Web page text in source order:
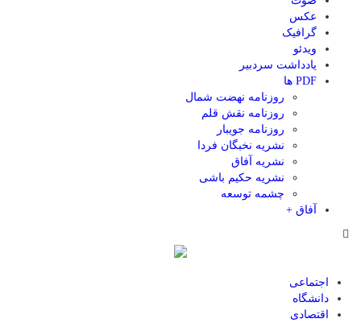
عکس
گرافیک
ویدئو
یادداشت سردبیر
PDF ها
روزنامه نهضت شمال
روزنامه نقش قلم
روزنامه جویبار
نشریه نخبگان فردا
نشریه آفاق
نشریه حکیم باشی
چشمه توسعه
آفاق +
اجتماعی
دانشگاه
اقتصادی